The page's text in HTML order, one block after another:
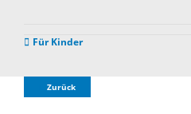
Für Kinder
Zurück